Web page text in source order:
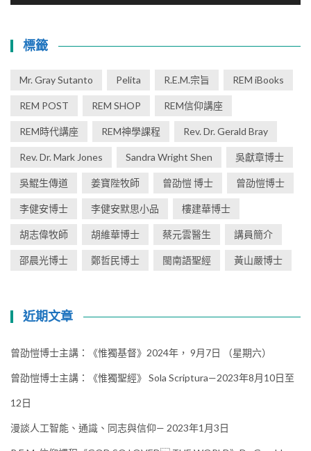
標籤
Mr. Gray Sutanto Pelita R.E.M.宗旨 REM iBooks
REM POST REM SHOP REM信仰講座
REM時代講座 REM神學課程 Rev. Dr. Gerald Bray
Rev. Dr. Mark Jones Sandra Wright Shen 吳獻章博士
吳鯤生傳道 姜寶陛牧師 曾劭愷 博士 曾劭愷博士
李健安博士 李健安默思小品 樓建華博士
胡志偉牧師 胡維華博士 蔡元雲醫生 講員簡介
邵晨光博士 鄭哲民博士 閩南語聖經 黃山嚴博士
近期文章
曾劭愷博士主講：《惟獨基督》2024年， 9月7日 （星期六）
曾劭愷博士主講：《惟獨聖經》 Sola Scriptura—2023年8月10日至
12日
漫談人工智能、通識、同志與信仰— 2023年1月3日